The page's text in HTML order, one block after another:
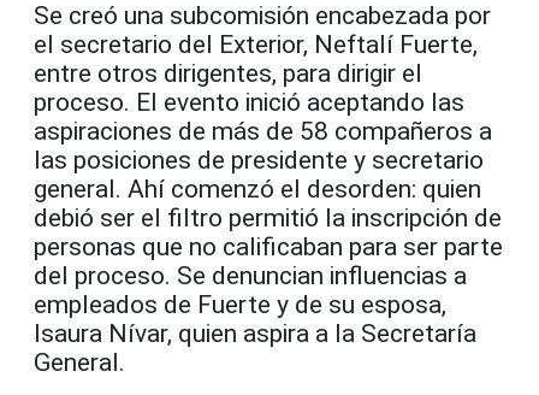
Se creó una subcomisión encabezada por
el secretario del Exterior, Neftalí Fuerte,
entre otros dirigentes, para dirigir el
proceso. El evento inició aceptando las
aspiraciones de más de 58 compañeros a
las posiciones de presidente y secretario
general. Ahí comenzó el desorden: quien
debió ser el filtro permitió la inscripción de
personas que no calificaban para ser parte
del proceso. Se denuncian influencias a
empleados de Fuerte y de su esposa,
Isaura Nívar, quien aspira a la Secretaría
General.